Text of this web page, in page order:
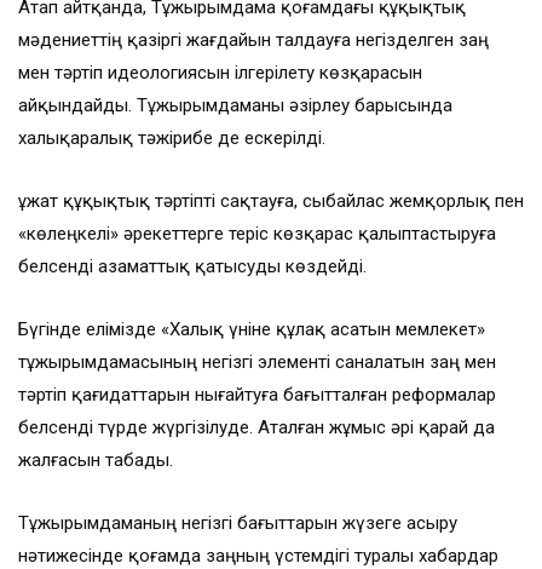
Атап айтқанда, Тұжырымдама қоғамдағы құқықтық
мәдениеттің қазіргі жағдайын талдауға негізделген заң
мен тәртіп идеологиясын ілгерілету көзқарасын
айқындайды. Тұжырымдаманы әзірлеу барысында
халықаралық тәжірибе де ескерілді.
Құжат құқықтық тәртіпті сақтауға, сыбайлас жемқорлық пен
«көлеңкелі» әрекеттерге теріс көзқарас қалыптастыруға
белсенді азаматтық қатысуды көздейді.
Бүгінде елімізде «Халық үніне құлақ асатын мемлекет»
тұжырымдамасының негізгі элементі саналатын заң мен
тәртіп қағидаттарын нығайтуға бағытталған реформалар
белсенді түрде жүргізілуде. Аталған жұмыс әрі қарай да
жалғасын табады.
Тұжырымдаманың негізгі бағыттарын жүзеге асыру
нәтижесінде қоғамда заңның үстемдігі туралы хабардар